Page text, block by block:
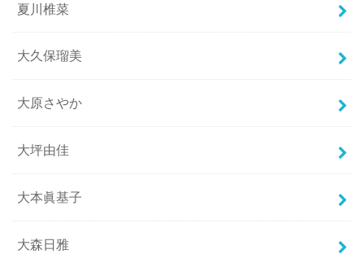
夏川椎菜
大久保瑠美
大原さやか
大坪由佳
大本眞基子
大森日雅